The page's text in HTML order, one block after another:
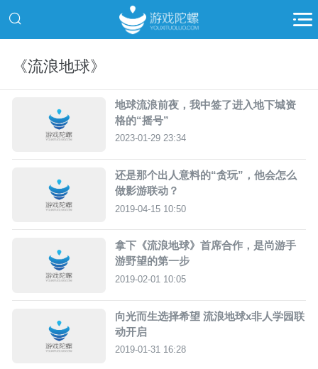
《流浪地球》
地球流浪前夜，我中签了进入地下城资
格的“摇号”
2023-01-29 23:34
还是那个出人意料的“贪玩”，他会怎么
做影游联动？
2019-04-15 10:50
拿下《流浪地球》首席合作，是尚游手
游野望的第一步
2019-02-01 10:05
向光而生选择希望 流浪地球x非人学园联
动开启
2019-01-31 16:28